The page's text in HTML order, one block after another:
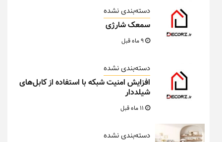
دسته‌بندی نشده
سمعک شارژی
دسته‌بندی نشده
افزایش امنیت شبکه با استفاده از کابل‌های
شیلددار
دسته‌بندی نشده